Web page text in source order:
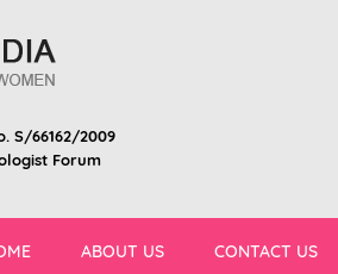
S/66162/2009
Forum
ABOUT US CONTACT US